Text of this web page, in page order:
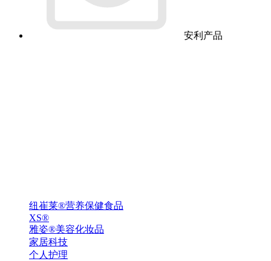
安利产品
纽崔莱®营养保健食品
XS®
雅姿®美容化妆品
家居科技
个人护理